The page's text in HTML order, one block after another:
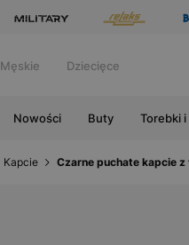
Męskie Dziecięce
Nowości Buty Torebki
Kapcie Czarne puchate kapcie z